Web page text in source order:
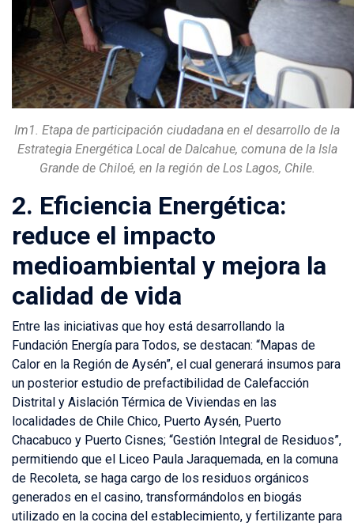
Im1. Etapa de participación ciudadana en el desarrollo de la
Estrategia Energética Local de Dalcahue, comuna de la Isla
Grande de Chiloé, en la región de Los Lagos, Chile.
2. Eficiencia Energética:
reduce el impacto
medioambiental y mejora la
calidad de vida
Entre las iniciativas que hoy está desarrollando la
Fundación Energía para Todos, se destacan: “Mapas de
Calor en la Región de Aysén”, el cual generará insumos para
un posterior estudio de prefactibilidad de Calefacción
Distrital y Aislación Térmica de Viviendas en las
localidades de Chile Chico, Puerto Aysén, Puerto
Chacabuco y Puerto Cisnes; “Gestión Integral de Residuos”,
permitiendo que el Liceo Paula Jaraquemada, en la comuna
de Recoleta, se haga cargo de los residuos orgánicos
generados en el casino, transformándolos en biogás
utilizado en la cocina del establecimiento, y fertilizante para